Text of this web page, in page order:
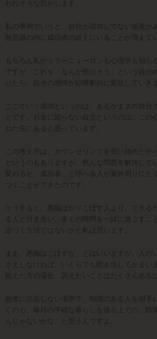
われそうな気がします。
私の事例でいうと、自分が成功してない感覚が
無意識の内に成功者の近くにいることが増えて
もちろん私がミラーニューロンも心理学も知ら
ですが、これを「なんか面白そう」という自分
いたら、自分の感情が結構劇的に変化していき
ここでいう成功というのは、あるがままの自分
とです。お金に困らない自立というのは、この
ねた先にあると思っています。
この考え方は、カウンセリングを習い始めたか
というのもありますが、色んな問題を解決して
変わると「成功者」と呼べる人が案外周りにた
づくことができたのです。
そうすると、愚痴ばかりこぼす人より、できる
る人と付き合い、多くの時間を一緒に過ごすこ
近づく方法ではないかと私は思います。
まあ、愚痴はこぼすな、とはいいますが、人の
さえしなければ、いくらでも吐き出してかまい
抱えた方の場合、訴えたいことはたくさんある
他者に伝染しない場所で、知識のある人を相手
くのも、毎日の平穏な暮らしを送る上での、防
んじゃないかな、と思うんですよ。